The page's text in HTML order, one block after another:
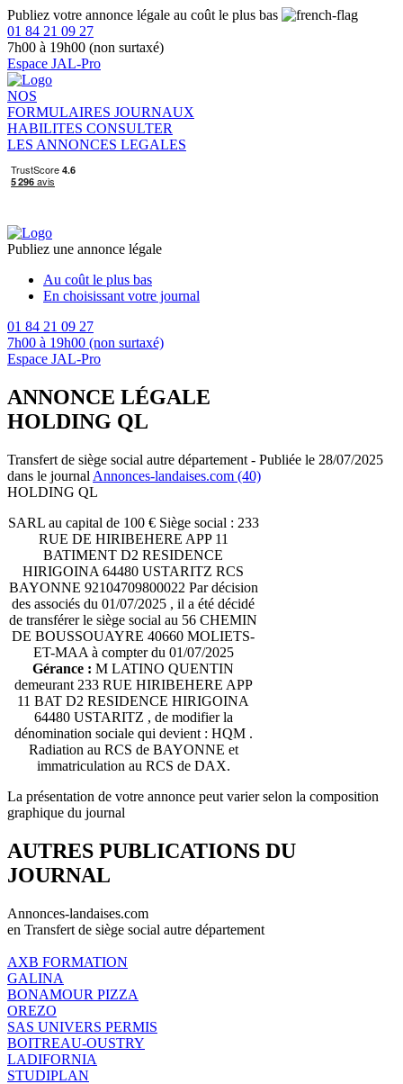
Publiez votre annonce légale au coût le plus bas
01 84 21 09 27
7h00 à 19h00 (non surtaxé)
Espace JAL-Pro
NOS
FORMULAIRES JOURNAUX
HABILITES CONSULTER
LES ANNONCES LEGALES
Publiez une annonce légale
Au coût le plus bas
En choisissant votre journal
01 84 21 09 27
7h00 à 19h00 (non surtaxé)
Espace JAL-Pro
ANNONCE LÉGALE
HOLDING QL
Transfert de siège social autre département - Publiée le 28/07/2025
dans le journal Annonces-landaises.com (40)
HOLDING QL
SARL au capital de 100 € Siège social : 233
RUE DE HIRIBEHERE APP 11
BATIMENT D2 RESIDENCE
HIRIGOINA 64480 USTARITZ RCS
BAYONNE 92104709800022 Par décision
des associés du 01/07/2025 , il a été décidé
de transférer le siège social au 56 CHEMIN
DE BOUSSOUAYRE 40660 MOLIETS-
ET-MAA à compter du 01/07/2025
Gérance : M LATINO QUENTIN
demeurant 233 RUE HIRIBEHERE APP
11 BAT D2 RESIDENCE HIRIGOINA
64480 USTARITZ , de modifier la
dénomination sociale qui devient : HQM .
Radiation au RCS de BAYONNE et
immatriculation au RCS de DAX.
La présentation de votre annonce peut varier selon la composition
graphique du journal
AUTRES PUBLICATIONS DU
JOURNAL
Annonces-landaises.com
en Transfert de siège social autre département
AXB FORMATION
GALINA
BONAMOUR PIZZA
OREZO
SAS UNIVERS PERMIS
BOITREAU-OUSTRY
LADIFORNIA
STUDIPLAN